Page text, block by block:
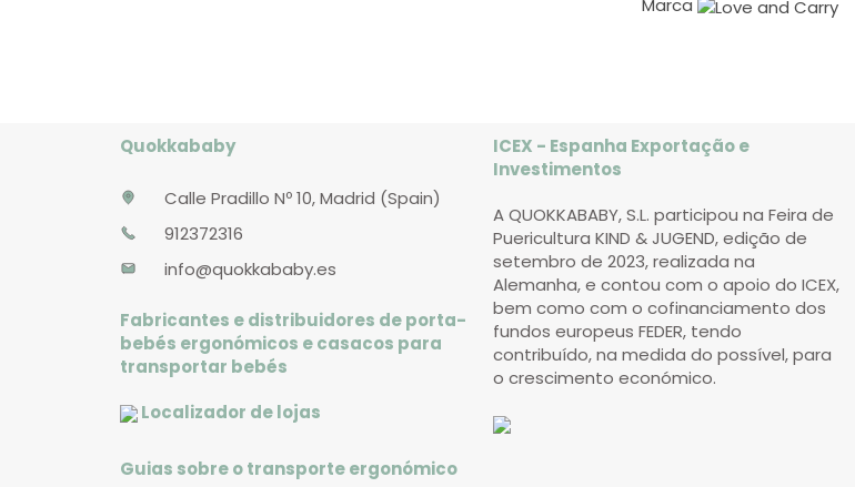
Marca
Quokkababy
Calle Pradillo Nº 10, Madrid (Spain)
912372316
info@quokkababy.es
Fabricantes e distribuidores de porta-
bebés ergonómicos e casacos para
transportar bebés
Localizador de lojas
ICEX - Espanha Exportação e
Investimentos
A QUOKKABABY, S.L. participou na Feira de
Puericultura KIND & JUGEND, edição de
setembro de 2023, realizada na
Alemanha, e contou com o apoio do ICEX,
bem como com o cofinanciamento dos
fundos europeus FEDER, tendo
contribuído, na medida do possível, para
o crescimento económico.
Guias sobre o transporte ergonómico